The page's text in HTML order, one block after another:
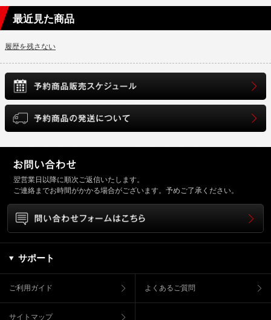
最近見た商品
履歴を残さない
翌営業日以降に順次ご返信いたします。
ご連絡までお時間がかかる場合がございます。予めご了承ください。
サポート
ご利用ガイド よくあるご質問
サイトマップ